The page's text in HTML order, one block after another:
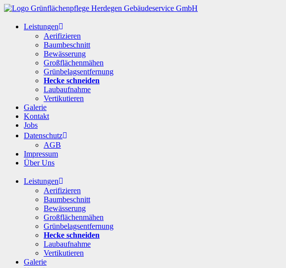
Leistungen
Aerifizieren
Baumbeschnitt
Bewässerung
Großflächenmähen
Grünbelagsentfernung
Hecke schneiden
Laubaufnahme
Vertikutieren
Galerie
Kontakt
Jobs
Datenschutz
AGB
Impressum
Über Uns
Leistungen
Aerifizieren
Baumbeschnitt
Bewässerung
Großflächenmähen
Grünbelagsentfernung
Hecke schneiden
Laubaufnahme
Vertikutieren
Galerie